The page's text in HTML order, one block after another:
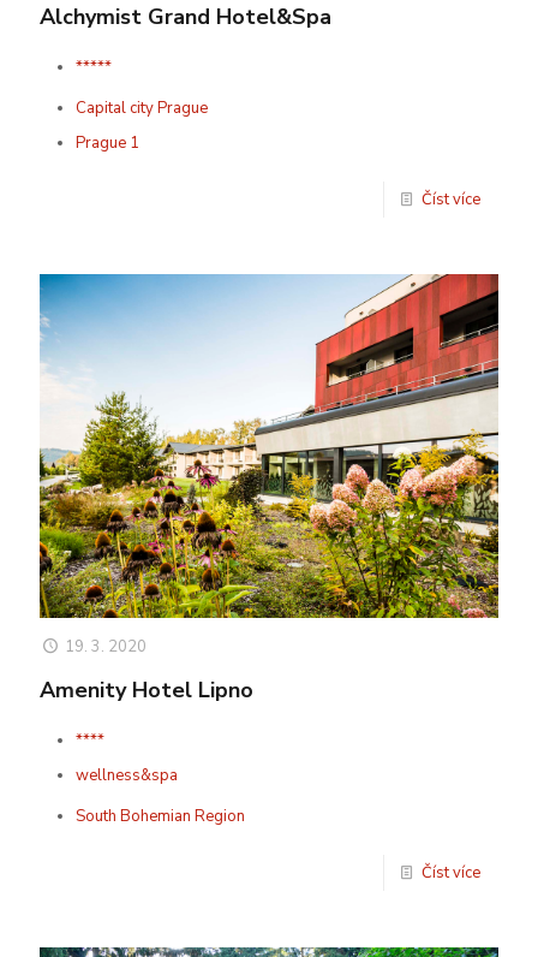
Alchymist Grand Hotel&Spa
*****
Capital city Prague
Prague 1
Číst více
19. 3. 2020
Amenity Hotel Lipno
****
wellness&spa
South Bohemian Region
Číst více